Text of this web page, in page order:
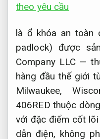
theo yêu cầu
là ổ khóa an toàn
padlock) được
Company LLC —
hàng đầu thế giới
Milwaukee,
406RED thuộc
với đặc điểm cốt
dẫn điện, không